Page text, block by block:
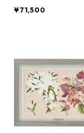
¥71,500